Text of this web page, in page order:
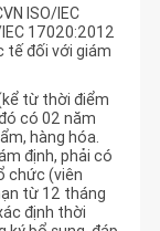
ISO/IEC
17020:2012
tế đối với giám
từ thời điểm
có 02 năm
hàng hóa.
định, phải có
chức (viên
từ 12 tháng
định thời